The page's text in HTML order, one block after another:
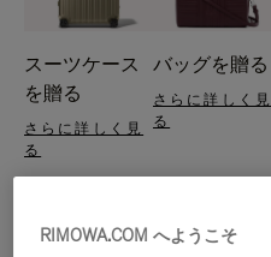
スーツケース
を贈る
さらに詳しく見
る
バッグを贈る
さらに詳しく見
る
RIMOWA.COM へようこそ